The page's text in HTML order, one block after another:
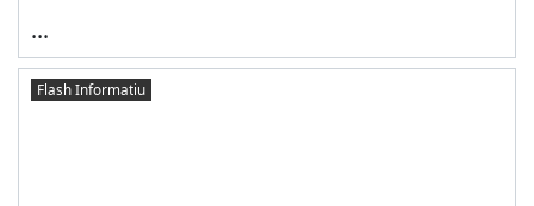
...
Flash Informatiu